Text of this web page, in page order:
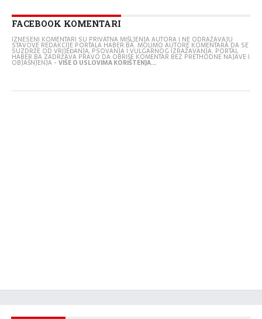
FACEBOOK KOMENTARI
IZNESENI KOMENTARI SU PRIVATNA MIŠLJENJA AUTORA I NE ODRAŽAVAJU
STAVOVE REDAKCIJE PORTALA HABER.BA. MOLIMO AUTORE KOMENTARA DA SE
SUZDRŽE OD VRIJEĐANJA, PSOVANJA I VULGARNOG IZRAŽAVANJA. PORTAL
HABER.BA ZADRŽAVA PRAVO DA OBRIŠE KOMENTAR BEZ PRETHODNE NAJAVE I
OBJAŠNJENJA -VIŠE O USLOVIMA KORIŠTENJA...